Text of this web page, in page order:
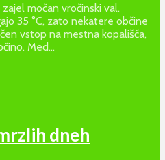
močan vročinski val.
35 °C, zato nekatere občine
vstop na mestna kopališča,
Med...
dneh